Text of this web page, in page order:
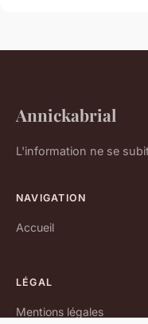
Annickabrial
L'information ne se
NAVIGATION
Accueil
LÉGAL
Mentions légales